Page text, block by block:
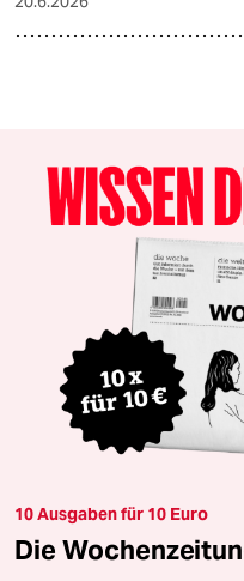
10 Ausgaben für 10 Euro
Die